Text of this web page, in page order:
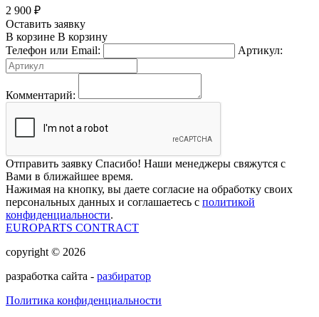
2 900 ₽
Оставить заявку
В корзине В корзину
Телефон или Email:
Артикул:
Комментарий:
Отправить заявку Спасибо! Наши менеджеры свяжутся с
Вами в ближайшее время.
Нажимая на кнопку, вы даете согласие на обработку своих
персональных данных и соглашаетесь с политикой
конфиденциальности.
EUROPARTS CONTRACT
copyright © 2026
разработка сайта - разбиратор
Политика конфиденциальности